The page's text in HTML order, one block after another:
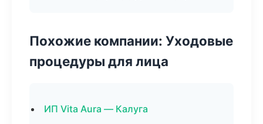
Похожие компании: Уходовые
процедуры для лица
ИП Vita Aura — Калуга